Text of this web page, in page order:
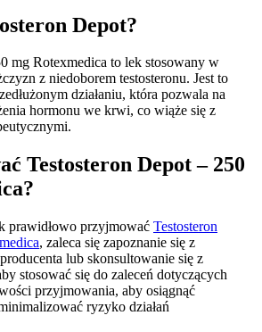
Depot?
mg Rotexmedica to lek stosowany w
z niedoborem testosteronu. Jest to
działaniu, która pozwala na
hormonu we krwi, co wiąże się z
Testosteron Depot – 250
prawidłowo przyjmować Testosteron
, zaleca się zapoznanie się z
lub skonsultowanie się z
stosować się do zaleceń dotyczących
przyjmowania, aby osiągnąć
ryzyko działań